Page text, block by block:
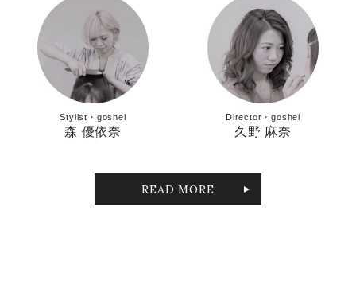
Stylist・goshel
森 優依奈
Director・goshel
久野 麻奈
READ MORE